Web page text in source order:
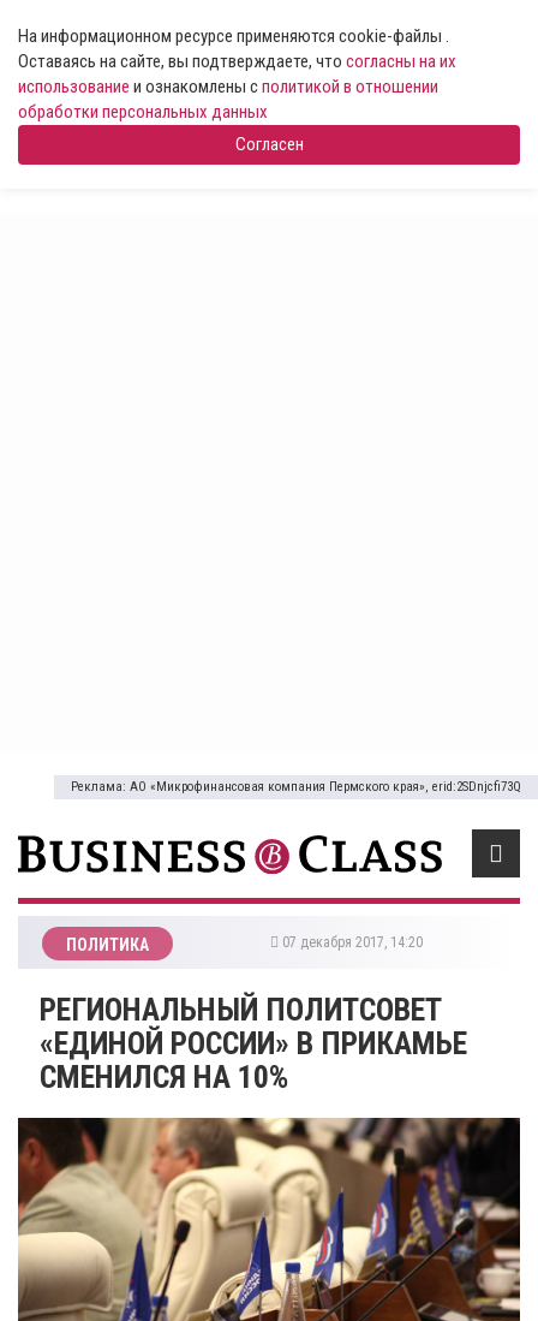
На информационном ресурсе применяются cookie-файлы .
Оставаясь на сайте, вы подтверждаете, что согласны на их
использование и ознакомлены сполитикой в отношении
обработки персональных данных
Согласен
Реклама: АО «Микрофинансовая компания Пермского края», erid:2SDnjcfi73Q
ПОЛИТИКА 07 декабря 2017, 14:20
РЕГИОНАЛЬНЫЙ ПОЛИТСОВЕТ
«ЕДИНОЙ РОССИИ» В ПРИКАМЬЕ
СМЕНИЛСЯ НА 10%